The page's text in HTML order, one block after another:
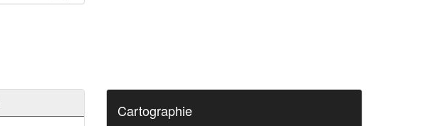
Cartographie